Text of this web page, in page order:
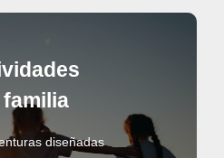
familia
diseñadas